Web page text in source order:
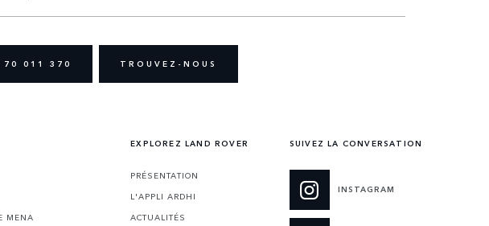
70 011 370 TROUVEZ-NOUS
MENA
EXPLOREZ LAND ROVER
PRÉSENTATION
L'APPLI ARDHI
ACTUALITÉS
SUIVEZ LA CONVERSATION
INSTAGRAM